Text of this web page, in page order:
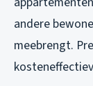
andere
meebrengt.